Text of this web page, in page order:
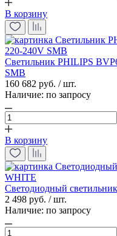
В корзину
Светильник PHILIPS
SMB
160 682 руб. / шт.
Наличие: по запросу
В корзину
Светодиодный
2 498 руб. / шт.
Наличие: по запросу